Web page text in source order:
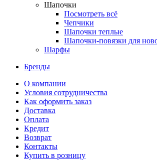
Шапочки
Посмотреть всё
Чепчики
Шапочки теплые
Шапочки-повязки для
Шарфы
Бренды
О компании
Условия сотрудничества
Как оформить заказ
Доставка
Оплата
Кредит
Возврат
Контакты
Купить в розницу